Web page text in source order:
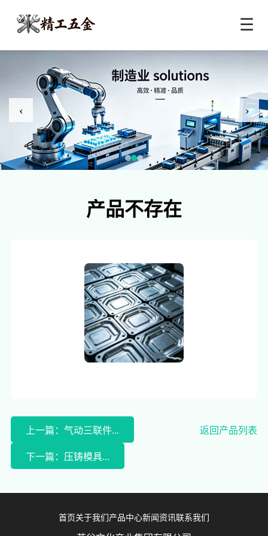
☰
‹ ›
产品不存在
上一篇：气动三联件... 返回产品列表
下一篇：压铸模具...
首页 关于我们 产品中心新闻资讯联系我们